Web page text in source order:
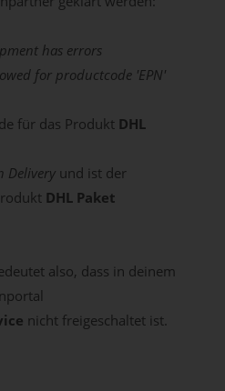
has errors
for productcode 'EPN'
für das Produkt DHL
Deliveryund ist der
DHL Paket
also, dass in deinem
nicht freigeschaltet ist.